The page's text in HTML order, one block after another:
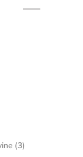
(3)